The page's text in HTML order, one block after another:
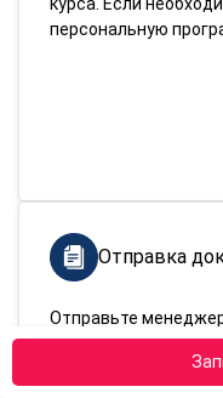
персональную
Отправка
Отправьте
подтверждающих